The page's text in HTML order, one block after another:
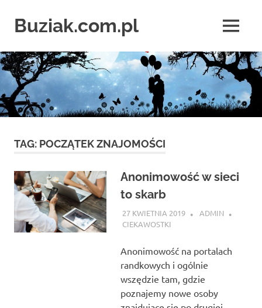
contentBuziak.com.pl
o
portalach
randkowych
MENU
TAG: POCZĄTEK ZNAJOMOŚCI
Anonimowość w sieci
to skarb
27 KWIETNIA 2019
ADMIN
CIEKAWOSTKI
Anonimowość na portalach
randkowych i ogólnie
wszędzie tam, gdzie
poznajemy nowe osoby